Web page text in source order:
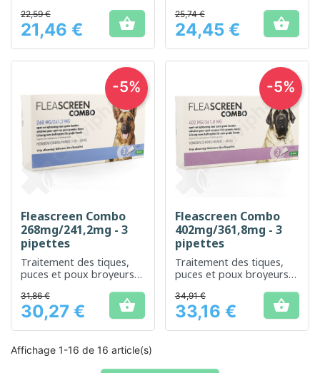
Prix
22,59 €
21,46 €  Prix
25,74 €
24,45 € 
Fleascreen Combo
268mg/241,2mg - 3
pipettes
Traitement des tiques,
puces et poux broyeurs
Prix
31,86 €
30,27 € 
-5%
Fleascreen Combo
402mg/361,8mg - 3
pipettes
Traitement des tiques,
puces et poux broyeurs
Prix
34,91 €
33,16 € 
-5%
Affichage 1-16 de 16 article(s)